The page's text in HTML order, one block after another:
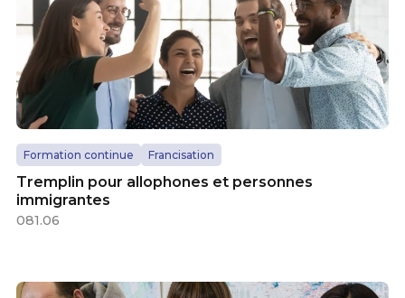
Formation continue Francisation
Tremplin pour allophones et personnes
immigrantes
081.06